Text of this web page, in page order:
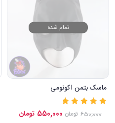
تمام شده
ماسک بتمن اکونومی
650,000 تومان 550,000 تومان 5.00 از 5